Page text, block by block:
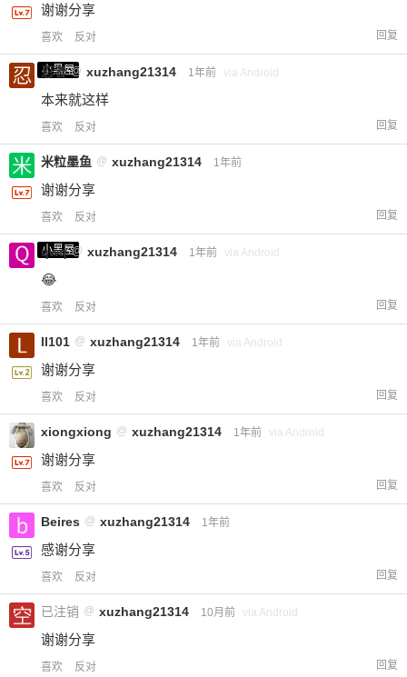
谢谢分享
喜欢 反对 回复
小黑屋
忍者 @ xuzhang21314 1年前 via Android
本来就这样
喜欢 反对 回复
米粒墨鱼 @ xuzhang21314 1年前
谢谢分享
喜欢 反对 回复
小黑屋
qwq @ xuzhang21314 1年前 via Android
😂
喜欢 反对 回复
ll101 @ xuzhang21314 1年前 via Android
谢谢分享
喜欢 反对 回复
xiongxiong @ xuzhang21314 1年前 via Android
谢谢分享
喜欢 反对 回复
Beires @ xuzhang21314 1年前
感谢分享
喜欢 反对 回复
已注销 @ xuzhang21314 10月前 via Android
谢谢分享
喜欢 反对 回复